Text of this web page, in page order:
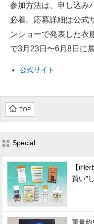
参加方法は、申し込み
必着。応募詳細は公式
ンショーで発表した衣
で3月23日〜6月8日に
公式サイト
TOP
Special
【
買い"